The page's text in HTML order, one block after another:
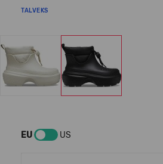
TALVEKS
EU US